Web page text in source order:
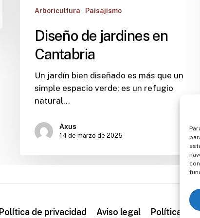
Arboricultura Paisajismo
Diseño de jardines en
Cantabria
Un jardín bien diseñado es más que un
simple espacio verde; es un refugio
natural…
Axus
14 de marzo de 2025
Política de privacidad Aviso legal Política de